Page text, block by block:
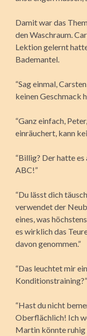
Damit war das
den Waschraum.
Lektion gelernt
Bademantel.
“Sag einmal,
keinen Geschmack
“Ganz einfach,
einräuchert, kann
“Billig? Der hatte
ABC!”
“Du lässt dich
verwendet der
eines, was
es wirklich das
davon genommen.”
“Das leuchtet mir
Konditionstraining?”
“Hast du nicht
Oberflächlich! Ich
Martin könnte ruhig